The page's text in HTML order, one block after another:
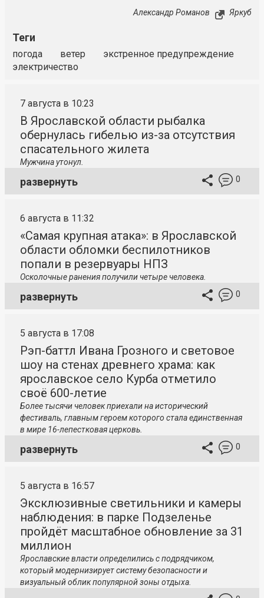
Александр Романов Яркуб
Теги
погода ветер
экстренное предупреждение
электричество
7 августа в 10:23
В Ярославской области рыбалка
обернулась гибелью из-за отсутствия
спасательного жилета
Мужчина утонул.
развернуть 0
6 августа в 11:32
«Самая крупная атака»: в Ярославской
области обломки беспилотников
попали в резервуары НПЗ
Осколочные ранения получили четыре человека.
развернуть 0
5 августа в 17:08
Рэп-баттл Ивана Грозного и световое
шоу на стенах древнего храма: как
ярославское село Курба отметило
своё 600-летие
Более тысячи человек приехали на исторический
фестиваль, главным героем которого стала единственная
в мире 16-лепестковая церковь.
развернуть 0
5 августа в 16:57
Эксклюзивные светильники и камеры
наблюдения: в парке Подзеленье
пройдёт масштабное обновление за 31
миллион
Ярославские власти определились с подрядчиком,
который модернизирует систему безопасности и
визуальный облик популярной зоны отдыха.